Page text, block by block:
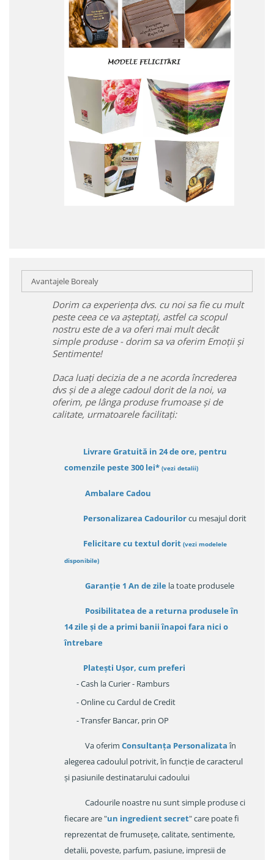
Avantajele Borealy
Dorim ca experiența dvs. cu noi sa fie cu mult
peste ceea ce va așteptați, astfel ca scopul
nostru este de a va oferi mai mult decât
simple produse - dorim sa va oferim Emoții și
Sentimente!
Daca luați decizia de a ne acorda încrederea
dvs și de a alege cadoul dorit de la noi, va
oferim, pe lânga produse frumoase și de
calitate, urmatoarele facilitați:
Livrare Gratuită in 24 de ore, pentru
comenzile peste 300 lei* (vezi detalii)
Ambalare Cadou
Personalizarea Cadourilorcu mesajul dorit
Felicitare cu textul dorit (vezi modelele
disponibile)
Garanție 1 An de zile la toate produsele
Posibilitatea de a returna produsele în
14 zileși de a primi banii înapoi fara nici o
întrebare
Platești Ușor, cum preferi
- Cash la Curier - Ramburs
- Online cu Cardul de Credit
- Transfer Bancar, prin OP
Va oferim Consultanța Personalizataîn
alegerea cadoulul potrivit, în funcție de caracterul
și pasiunile destinatarului cadoului
Cadourile noastre nu sunt simple produse ci
fiecare are "un ingredient secret" care poate fi
reprezentat de frumusețe, calitate, sentimente,
detalii, poveste, parfum, pasiune, impresii de